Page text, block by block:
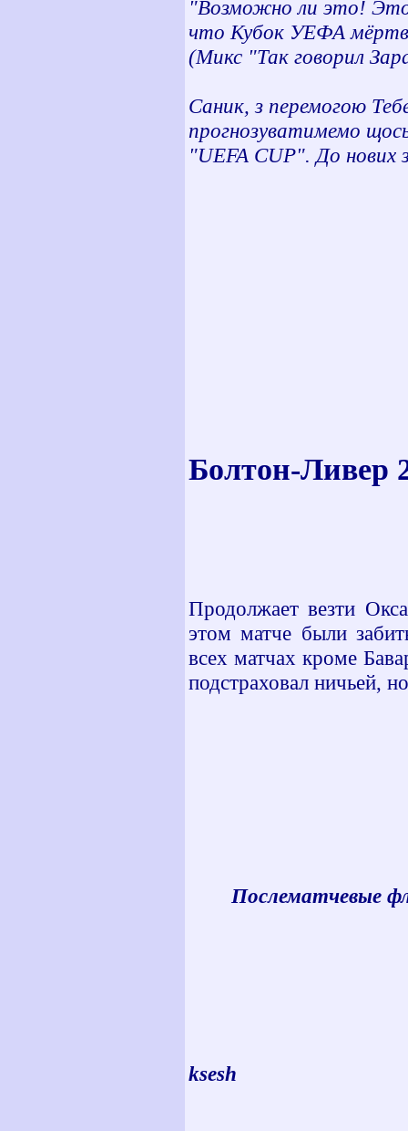
"Возможно ли это!
что Кубок УЕФА
(Микс "Так говорил
Саник, з перемогою
прогнозуватимемо
"UEFA CUP". До нових
Болтон-Ливер
Продолжает везти
этом матче были
всех матчах кроме
подстраховал ничьей,
Послематчевые
ksesh